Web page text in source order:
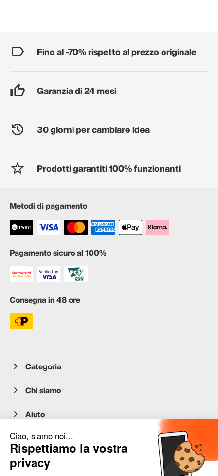
Fino al -70% rispetto al prezzo originale
Garanzia di 24 mesi
30 giorni per cambiare idea
Prodotti garantiti 100% funzionanti
Metodi di pagamento
Pagamento sicuro al 100%
Consegna in 48 ore
Categoria
Chi siamo
Aiuto
Servizio clienti
occasion.migros.mobile@recommerce.com